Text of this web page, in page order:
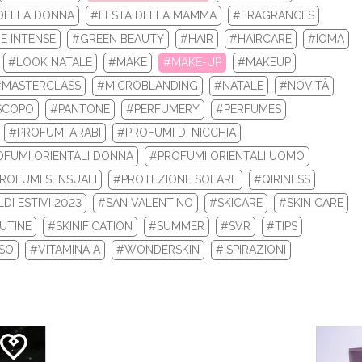
tua nuova routine di bellezza con i prodotti beauty Biotherm e
Re...
LEGGI DI PIÙ
2024: ECCO I TOP 10
DONNA #FESTA DELLA MAMMA
#FRAGRANCES
INTENSE #GREEN BEAUTY #HAIR #HAIRCARE
#IOMA
#LOOK NATALE #MAKE #MAKE-UP
#MAKEUP
#MICROBLANDING #NATALE
#NOVITÀ
#PANTONE #PERFUMERY
#PERFUMES
#PROFUMI ARABI
#PROFUMI DI NICCHIA
ORIENTALI DONNA
#PROFUMI ORIENTALI UOMO
SENSUALI #PROTEZIONE SOLARE
#QIRINESS
ESTIVI 2023 #SAN VALENTINO #SKICARE
#SKIN CARE
#SKINIFICATION #SUMMER #SVR
#TIPS
#VITAMINA A #WONDERSKIN
#ISPIRAZIONI